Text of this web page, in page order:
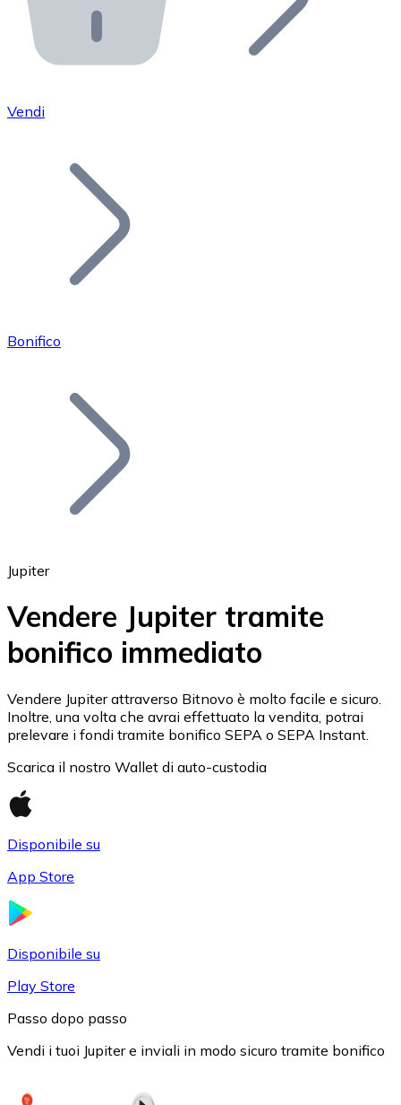
API Bitnovo
Integra la nostra API nel tuo ecosistema.
Unisciti alla nostra rete di rivenditori e
Aggiungi il token del tuo progetto al nostro servizio di
Bitcoin
Ethereum
ETH
USDC
Vendi
Bonifico
Jupiter
Vendere Jupiter tramite
bonifico immediato
Vendere Jupiter attraverso Bitnovo è molto facile e sicuro.
Inoltre, una volta che avrai effettuato la vendita, potrai
prelevare i fondi tramite bonifico SEPA o SEPA Instant.
Scarica il nostro Wallet di auto-custodia
Disponibile su
App Store
Disponibile su
Play Store
Passo dopo passo
Vendi i tuoi Jupiter e inviali in modo sicuro tramite bonifico